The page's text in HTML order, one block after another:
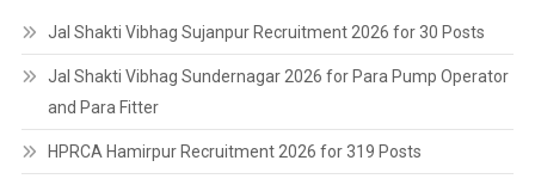
Jal Shakti Vibhag Sujanpur Recruitment 2026 for 30 Posts
Jal Shakti Vibhag Sundernagar 2026 for Para Pump Operator
and Para Fitter
HPRCA Hamirpur Recruitment 2026 for 319 Posts